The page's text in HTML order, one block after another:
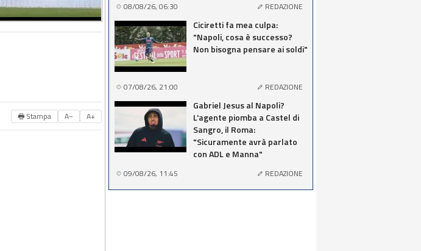
🖶 Stampa A− A+
08/08/26, 06:30 REDAZIONE
Ciciretti fa mea culpa:
"Napoli, cosa è successo?
Non bisogna pensare ai soldi"
07/08/26, 21:00 REDAZIONE
Gabriel Jesus al Napoli?
L'agente piomba a Castel di
Sangro, il Roma:
"Sicuramente avrà parlato
con ADL e Manna"
09/08/26, 11:45 REDAZIONE